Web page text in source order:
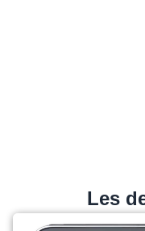
Les